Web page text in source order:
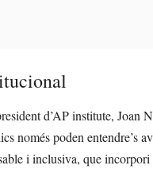
d’AP institute, Joan
només poden entendre’s
i inclusiva, que